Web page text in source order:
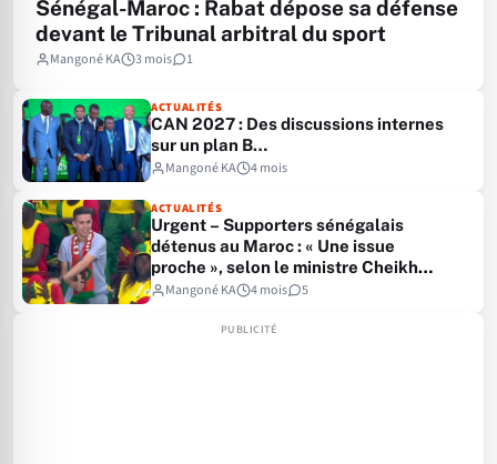
Sénégal-Maroc : Rabat dépose sa défense
devant le Tribunal arbitral du sport
Mangoné KA 3 mois 1
ACTUALITÉS
CAN 2027 : Des discussions internes
sur un plan B…
Mangoné KA
4 mois
ACTUALITÉS
Urgent – Supporters sénégalais
détenus au Maroc : « Une issue
proche », selon le ministre Cheikh
Niang
Mangoné KA 4 mois 5